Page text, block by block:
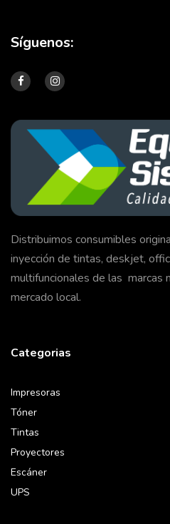
Distribuimos consumibles
inyección de tintas, deskjet,
multifuncionales de las marcas
mercado local.
Categorias
Impresoras
Tóner
Tintas
Proyectores
Escáner
UPS
Síguenos: